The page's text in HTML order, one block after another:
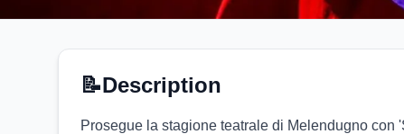
📝Description
Prosegue la stagione teatrale di Melendugno